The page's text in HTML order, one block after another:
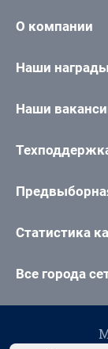
О компании
Наши награды
Наши
Статистика
Все города